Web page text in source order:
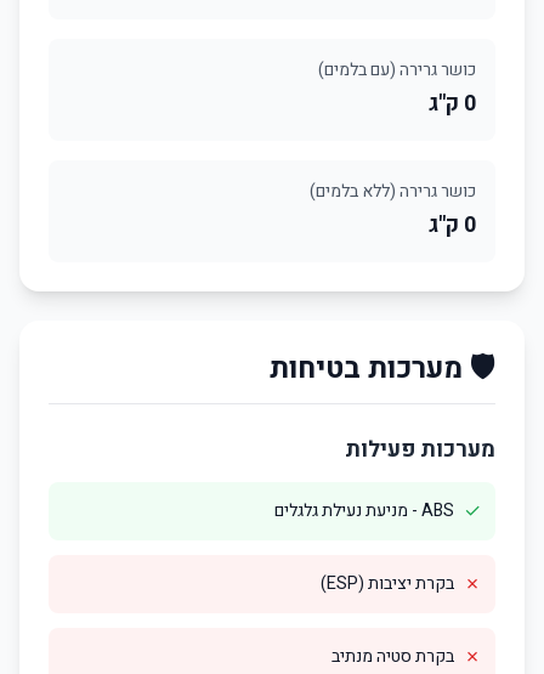
כושר גרירה (עם בלמים)
0 ק"ג
כושר גרירה (ללא בלמים)
0 ק"ג
🛡️ מערכות בטיחות
מערכות פעילות
✓ ABS - מניעת נעילת גלגלים
✗ בקרת יציבות (ESP)
✗ בקרת סטיה מנתיב